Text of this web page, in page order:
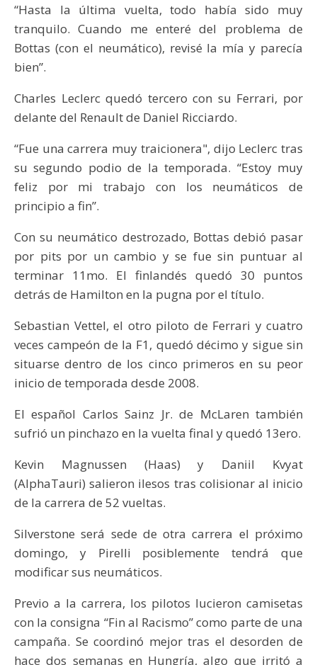
“Hasta la última vuelta, todo había sido muy
tranquilo. Cuando me enteré del problema de
Bottas (con el neumático), revisé la mía y parecía
bien”.
Charles Leclerc quedó tercero con su Ferrari, por
delante del Renault de Daniel Ricciardo.
“Fue una carrera muy traicionera", dijo Leclerc tras
su segundo podio de la temporada. “Estoy muy
feliz por mi trabajo con los neumáticos de
principio a fin”.
Con su neumático destrozado, Bottas debió pasar
por pits por un cambio y se fue sin puntuar al
terminar 11mo. El finlandés quedó 30 puntos
detrás de Hamilton en la pugna por el título.
Sebastian Vettel, el otro piloto de Ferrari y cuatro
veces campeón de la F1, quedó décimo y sigue sin
situarse dentro de los cinco primeros en su peor
inicio de temporada desde 2008.
El español Carlos Sainz Jr. de McLaren también
sufrió un pinchazo en la vuelta final y quedó 13ero.
Kevin Magnussen (Haas) y Daniil Kvyat
(AlphaTauri) salieron ilesos tras colisionar al inicio
de la carrera de 52 vueltas.
Silverstone será sede de otra carrera el próximo
domingo, y Pirelli posiblemente tendrá que
modificar sus neumáticos.
Previo a la carrera, los pilotos lucieron camisetas
con la consigna “Fin al Racismo” como parte de una
campaña. Se coordinó mejor tras el desorden de
hace dos semanas en Hungría, algo que irritó a